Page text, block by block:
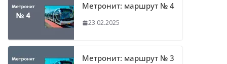
Метронит: маршрут № 4
23.02.2025
Метронит: маршрут № 3